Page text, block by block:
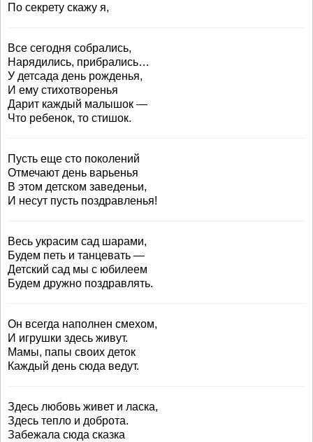
По секрету скажу я,
Все сегодня собрались,
Нарядились, прибрались…
У детсада день рожденья,
И ему стихотворенья
Дарит каждый малышок —
Что ребенок, то стишок.
Пусть еще сто поколений
Отмечают день варьенья
В этом детском заведеньи,
И несут пусть поздравленья!
Весь украсим сад шарами,
Будем петь и танцевать —
Детский сад мы с юбилеем
Будем дружно поздравлять.
Он всегда наполнен смехом,
И игрушки здесь живут.
Мамы, папы своих деток
Каждый день сюда ведут.
Здесь любовь живет и ласка,
Здесь тепло и доброта.
Забежала сюда сказка